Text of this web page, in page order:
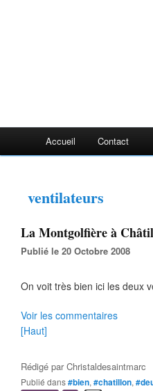
Accueil Contact
ventilateurs
La Montgolfière à
Publié le 20 Octobre 2008
On voit très bien ici les deux
Voir les commentaires
[Haut]
Rédigé parChristaldesaintmarc
Publié dans#bien, #chatillon,